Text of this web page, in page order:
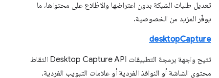
تعديل طلبات الشبكة بدون اعتراضها والاطّلاع على محتواها، ما
يوفّر المزيد من الخصوصية.
desktopCapture
تتيح واجهة برمجة التطبيقات Desktop Capture API التقاط
محتوى الشاشة أو النوافذ الفردية أو علامات التبويب الفردية.